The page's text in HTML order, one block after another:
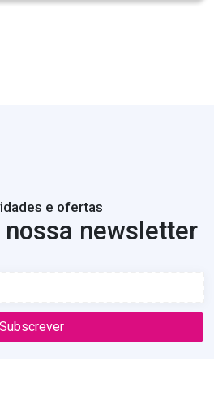
e ofertas
newsletter
Subscrever